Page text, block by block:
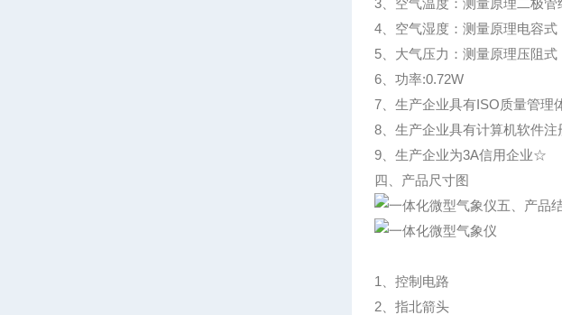
3、空气温度：测量原理二极
4、空气湿度：测量原理电容式
5、大气压力：测量原理压阻式
6、功率:0.72W
7、生产企业具有ISO质量管
8、生产企业具有计算机软件
9、生产企业为3A信用企业☆
四、产品尺寸图
五、产品
1、控制电路
2、指北箭头